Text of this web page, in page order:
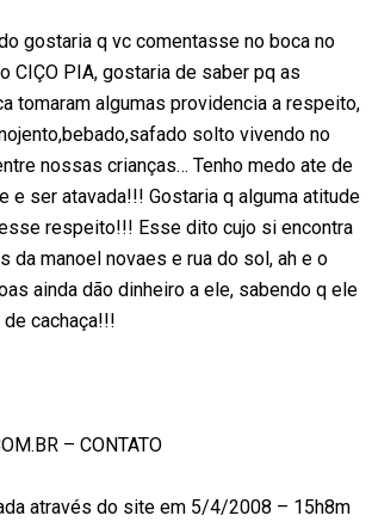
gostaria q vc comentasse no boca no
CIÇO PIA, gostaria de saber pq as
tomaram algumas providencia a respeito,
solto vivendo no
nossas crianças… Tenho medo ate de
e ser atavada!!! Gostaria q alguma atitude
respeito!!! Esse dito cujo si encontra
da manoel novaes e rua do sol, ah e o
ainda dão dinheiro a ele, sabendo q ele
de cachaça!!!
– CONTATO
através do site em 5/4/2008 – 15h8m